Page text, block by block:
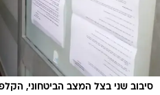
סיבוב שני בצל המצב הביטחוני,